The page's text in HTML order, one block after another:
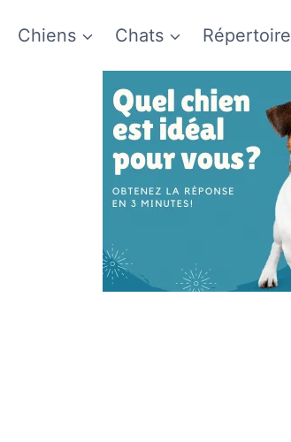
Chiens Chats Répertoire